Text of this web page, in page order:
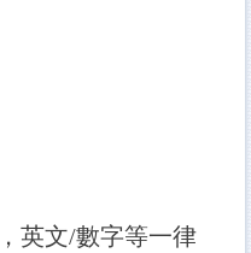
英文/數字等一律